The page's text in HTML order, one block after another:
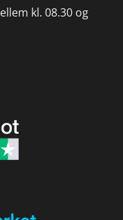
kl. 08.30 og